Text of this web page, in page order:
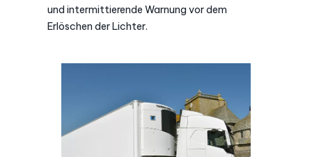
und intermittierende Warnung vor dem
Erlöschen der Lichter.